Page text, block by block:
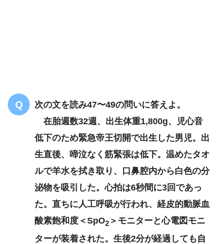
播種性血管内凝固症候群
次の文を読み47〜49の問いに答えよ。
在胎週数32週、出生体重1,800g、児心音
低下のため緊急帝王切開で出生した男児。出
生直後、啼泣なく筋緊張は低下。温めたタオ
ルで羊水を拭き取り、口鼻腔内から白色の分
泌物を吸引した。心拍は6秒間に3回であっ
た。直ちに人工呼吸が行われ、経皮的動脈血
酸素飽和度＜SpO2 ＞モニターと心電図モニ
ターが装着された。生後2分が経過しても自